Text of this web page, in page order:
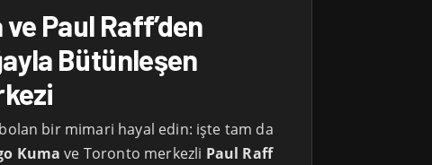
Paul Raff’den
Bütünleşen
bir mimari hayal edin: işte tam da
Kuma ve Toronto merkezli Paul Raff